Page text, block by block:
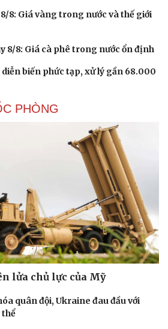
Đời sống
Nhà đẹp
Blog
8: Giá vàng trong nước và thế giới
8/8: Giá cà phê trong nước ổn định
biến phức tạp, xử lý gần 68.000
PHÒNG
lửa chủ lực của Mỹ
quân đội, Ukraine đau đầu với
thể